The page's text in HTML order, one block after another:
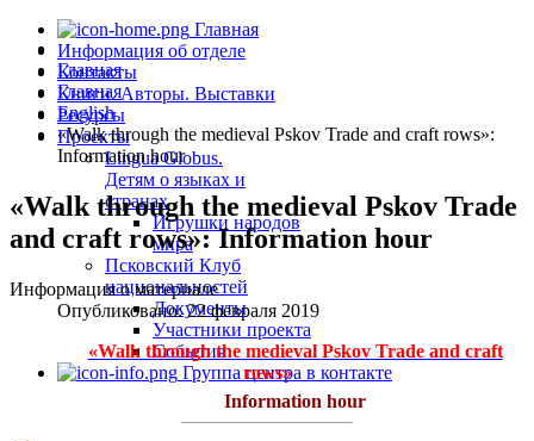
Главная
Информация об отделе
Контакты
Книги. Авторы. Выставки
Ресурсы
Проекты
Lingua Globus.
Детям о языках и
странах
Игрушки народов
мира
Псковский Клуб
национальностей
Документы
Участники проекта
События
Группа центра в контакте
Главная
Главная
English
«Walk through the medieval Pskov Trade and craft rows»:
Information hour
«Walk through the medieval Pskov Trade
and craft rows»: Information hour
Информация о материале
Опубликовано: 22 февраля 2019
«Walk through the medieval PskovTrade and craft
rows»
Information hour